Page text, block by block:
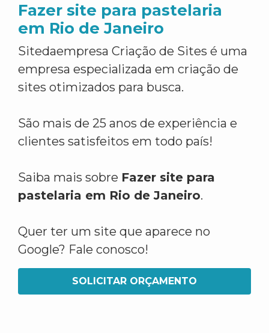
Fazer site para pastelaria
em Rio de Janeiro
Sitedaempresa Criação de Sites é uma
empresa especializada em criação de
sites otimizados para busca.
São mais de 25 anos de experiência e
clientes satisfeitos em todo país!
Saiba mais sobre Fazer site para
pastelaria em Rio de Janeiro.
Quer ter um site que aparece no
Google? Fale conosco!
SOLICITAR ORÇAMENTO